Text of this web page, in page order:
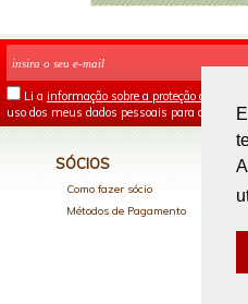
Li a informação sobre a proteção de dados
uso dos meus dados pessoais para os fins
SÓCIOS
Como fazer sócio
Métodos de Pagamento